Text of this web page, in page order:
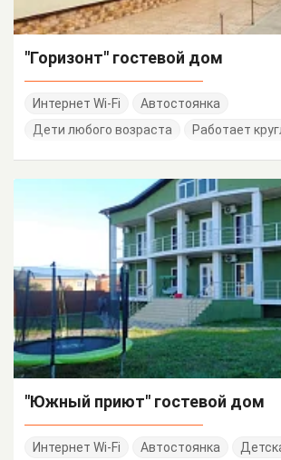
"Горизонт" гостевой дом
Интернет Wi-Fi
Автостоянка
Дети любого возраста
Работает
"Южный приют" гостевой дом
Интернет Wi-Fi Автостоянка